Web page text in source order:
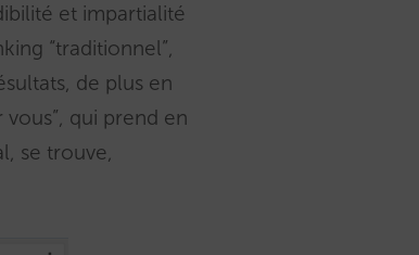
et impartialité
“traditionnel”,
de plus en
qui prend en
se trouve,